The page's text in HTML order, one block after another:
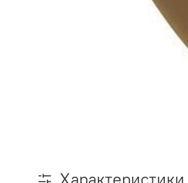
Характеристики